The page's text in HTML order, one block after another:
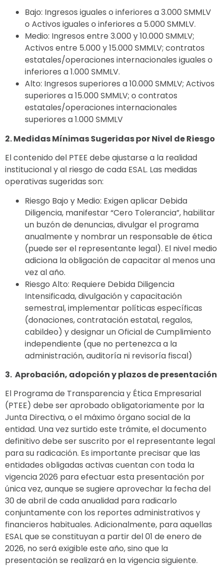
Bajo: Ingresos iguales o inferiores a 3.000 SMMLV
o Activos iguales o inferiores a 5.000 SMMLV.
Medio: Ingresos entre 3.000 y 10.000 SMMLV;
Activos entre 5.000 y 15.000 SMMLV; contratos
estatales/operaciones internacionales iguales o
inferiores a 1.000 SMMLV.
Alto: Ingresos superiores a 10.000 SMMLV; Activos
superiores a 15.000 SMMLV; o contratos
estatales/operaciones internacionales
superiores a 1.000 SMMLV
2. Medidas Mínimas Sugeridas por Nivel de Riesgo
El contenido del PTEE debe ajustarse a la realidad
institucional y al riesgo de cada ESAL. Las medidas
operativas sugeridas son:
Riesgo Bajo y Medio: Exigen aplicar Debida
Diligencia, manifestar “Cero Tolerancia”, habilitar
un buzón de denuncias, divulgar el programa
anualmente y nombrar un responsable de ética
(puede ser el representante legal). El nivel medio
adiciona la obligación de capacitar al menos una
vez al año.
Riesgo Alto: Requiere Debida Diligencia
Intensificada, divulgación y capacitación
semestral, implementar políticas específicas
(donaciones, contratación estatal, regalos,
cabildeo) y designar un Oficial de Cumplimiento
independiente (que no pertenezca a la
administración, auditoría ni revisoría fiscal)
3. Aprobación, adopción y plazos de presentación
El Programa de Transparencia y Ética Empresarial
(PTEE) debe ser aprobado obligatoriamente por la
Junta Directiva, o el máximo órgano social de la
entidad. Una vez surtido este trámite, el documento
definitivo debe ser suscrito por el representante legal
para su radicación. Es importante precisar que las
entidades obligadas activas cuentan con toda la
vigencia 2026 para efectuar esta presentación por
única vez, aunque se sugiere aprovechar la fecha del
30 de abril de cada anualidad para radicarlo
conjuntamente con los reportes administrativos y
financieros habituales. Adicionalmente, para aquellas
ESAL que se constituyan a partir del 01 de enero de
2026, no será exigible este año, sino que la
presentación se realizará en la vigencia siguiente.